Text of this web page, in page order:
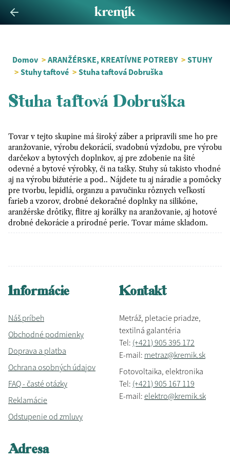
Domov > ARANŽÉRSKE, KREATÍVNE POTREBY > STUHY
> Stuhy taftové > Stuha taftová Dobruška
Stuha taftová Dobruška
Tovar v tejto skupine má široký záber a pripravili sme ho pre
aranžovanie, výrobu dekorácií, svadobnú výzdobu, pre výrobu
darčekov a bytových doplnkov, aj pre zdobenie na šité
odevné a bytové výrobky, či na tašky. Stuhy sú takisto vhodné
aj na výrobu bižutérie a pod.. Nájdete tu aj náradie a pomôcky
pre tvorbu, lepidlá, organzu a pavučinku rôznych veľkostí
farieb a vzorov, drobné dekoračné doplnky na silikóne,
aranžérske drôtiky, flitre aj korálky na aranžovanie, aj hotové
drobné dekorácie a prírodné perie. Tovar máme skladom.
Informácie
Náš príbeh
Obchodné podmienky
Doprava a platba
Ochrana osobných údajov
FAQ - časté otázky
Reklamácie
Odstupenie od zmluvy
Kontakt
Metráž, pletacie priadze,
textilná galantéria
Tel: (+421) 905 395 172
E-mail: metraz@kremik.sk
Fotovoltaika, elektronika
Tel: (+421) 905 167 119
E-mail: elektro@kremik.sk
Adresa